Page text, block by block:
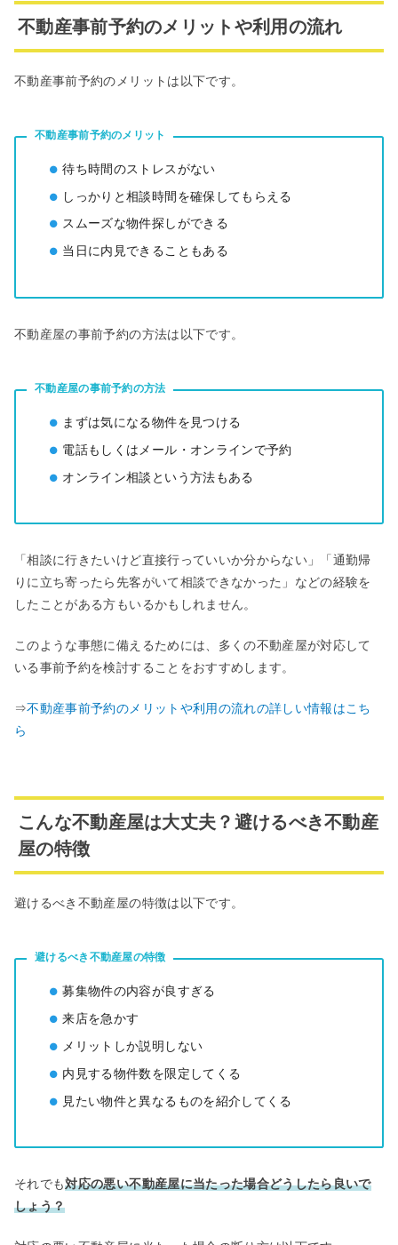
不動産事前予約のメリットや利用の流れ
不動産事前予約のメリットは以下です。
不動産事前予約のメリット
待ち時間のストレスがない
しっかりと相談時間を確保してもらえる
スムーズな物件探しができる
当日に内見できることもある
不動産屋の事前予約の⽅法は以下です。
不動産屋の事前予約の⽅法
まずは気になる物件を見つける
電話もしくはメール・オンラインで予約
オンライン相談という方法もある
「相談に行きたいけど直接行っていいか分からない」「通勤帰
りに立ち寄ったら先客がいて相談できなかった」などの経験を
したことがある方もいるかもしれません。
このような事態に備えるためには、多くの不動産屋が対応して
いる事前予約を検討することをおすすめします。
⇒不動産事前予約のメリットや利用の流れの詳しい情報はこち
ら
こんな不動産屋は⼤丈夫？避けるべき不動産
屋の特徴
避けるべき不動産屋の特徴は以下です。
避けるべき不動産屋の特徴
募集物件の内容が良すぎる
来店を急かす
メリットしか説明しない
内見する物件数を限定してくる
見たい物件と異なるものを紹介してくる
それでも対応の悪い不動産屋に当たった場合どうしたら良いで
しょう？